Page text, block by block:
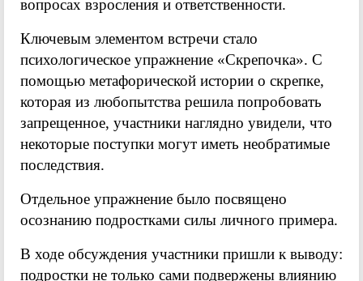
вопросах взросления и ответственности.
Ключевым элементом встречи стало
психологическое упражнение «Скрепочка». С
помощью метафорической истории о скрепке,
которая из любопытства решила попробовать
запрещенное, участники наглядно увидели, что
некоторые поступки могут иметь необратимые
последствия.
Отдельное упражнение было посвящено
осознанию подростками силы личного примера.
В ходе обсуждения участники пришли к выводу:
подростки не только сами подвержены влиянию